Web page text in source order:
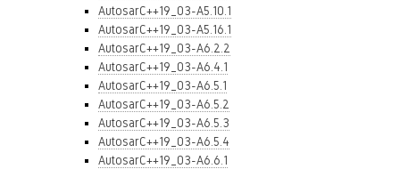
AutosarC++19_03-A5.10.1
AutosarC++19_03-A5.16.1
AutosarC++19_03-A6.2.2
AutosarC++19_03-A6.4.1
AutosarC++19_03-A6.5.1
AutosarC++19_03-A6.5.2
AutosarC++19_03-A6.5.3
AutosarC++19_03-A6.5.4
AutosarC++19_03-A6.6.1